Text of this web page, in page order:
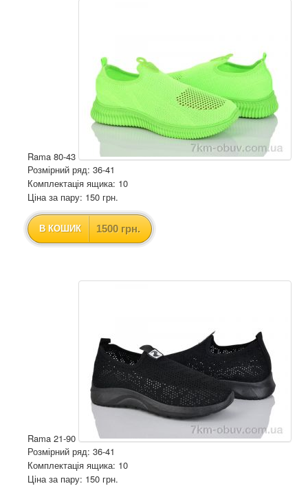
Rama 80-43
Розмірний ряд: 36-41
Комплектація ящика: 10
Ціна за пару: 150 грн.
В КОШИК 1500 грн.
Rama 21-90
Розмірний ряд: 36-41
Комплектація ящика: 10
Ціна за пару: 150 грн.